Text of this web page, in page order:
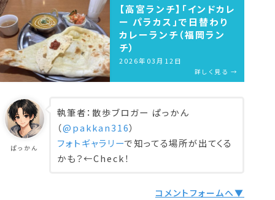
【高宮ランチ】「インドカレ
ー パラカス」で日替わり
カレーランチ（福岡ラン
チ）
2026年03月12日
詳しく見る →
ぱっかん
執筆者：散歩ブロガー ぱっかん
（@pakkan316）
フォトギャラリーで知ってる場所が出てくる
かも？←Check！
コメントフォームへ▼